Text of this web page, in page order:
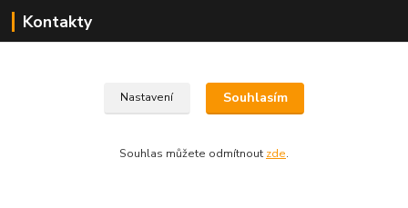
Kontakty
271 725 371 608 911 117
(Po-Pá, 9-18 ,So 9-12)Nastavení Souhlasím
Souhlas můžete odmítnout zde.